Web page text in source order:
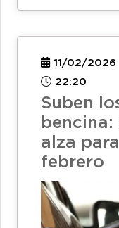
11/02/2026
22:20
Suben
bencina:
alza
febrero